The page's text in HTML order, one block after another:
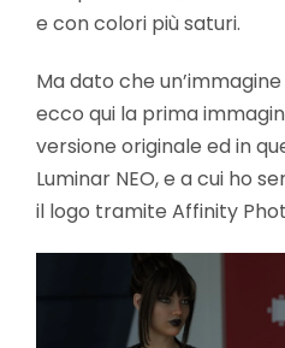
e con colori più saturi.
Ma dato che
ecco qui la prima
versione originale ed in
Luminar NEO, e a cui ho
il logo tramite Affinity